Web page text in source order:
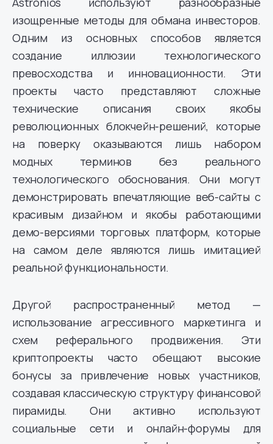
изощренные методы для обмана инвесторов.
Одним из основных способов является
создание иллюзии технологического
превосходства и инновационности. Эти
проекты часто представляют сложные
технические описания своих якобы
революционных блокчейн-решений, которые
на поверку оказываются лишь набором
модных терминов без реального
технологического обоснования. Они могут
демонстрировать впечатляющие веб-сайты с
красивым дизайном и якобы работающими
демо-версиями торговых платформ, которые
на самом деле являются лишь имитацией
реальной функциональности.
Другой распространенный метод —
использование агрессивного маркетинга и
схем реферального продвижения. Эти
криптопроекты часто обещают высокие
бонусы за привлечение новых участников,
создавая классическую структуру финансовой
пирамиды. Они активно используют
социальные сети и онлайн-форумы для